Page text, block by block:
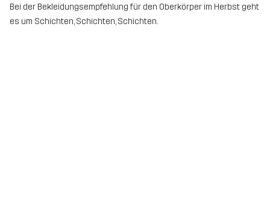
Bei der Bekleidungsempfehlung für den Oberkörper im Herbst geht
es um Schichten, Schichten, Schichten.